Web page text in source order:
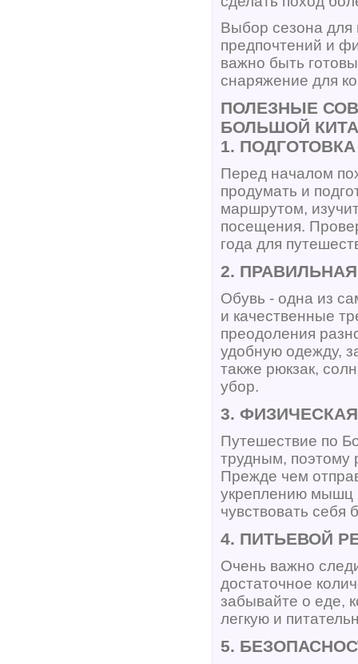
Выбор сезона для
предпочтений и
важно быть
снаряжение для
ПОЛЕЗНЫЕ
БОЛЬШОЙ
1. ПОДГОТОВКА
Перед началом
продумать и
маршрутом,
посещения.
года для
2.
Обувь - одна из
и качественные
преодоления
удобную одежду,
также рюкзак,
убор.
3.
Путешествие по
трудным, поэтому
Прежде чем
укреплению мышц
чувствовать себя
4. ПИТЬЕВОЙ
Очень важно
достаточное
забывайте о еде,
легкую и
5.